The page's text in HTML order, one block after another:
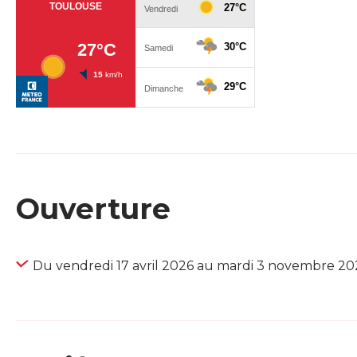
Ouverture
Du vendredi 17 avril 2026 au mardi 3 novembre